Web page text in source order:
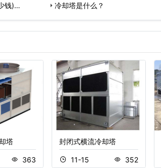
…
钱)… 冷却塔是什么？
塔
363
封闭式横流冷却塔
11-15 352